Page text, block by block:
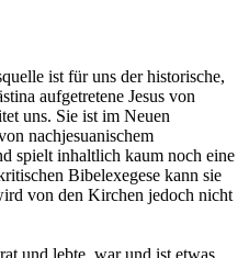
ist für uns der historische,
aufgetretene Jesus von
uns. Sie ist im Neuen
nachjesuanischem
spielt inhaltlich kaum noch eine
Bibelexegese kann sie
von den Kirchen jedoch nicht